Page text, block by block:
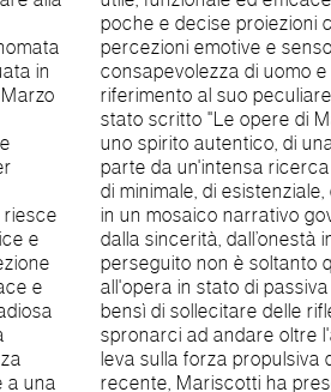
in
e
e
a una
dalla
In
è
ma
di